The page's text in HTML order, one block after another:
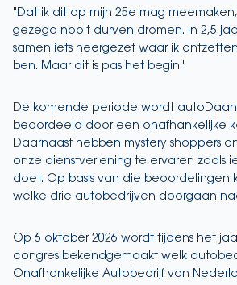
"Dat ik dit op mijn 25e mag
gezegd nooit durven dromen. In 2,5
samen iets neergezet waar ik
ben. Maar dit is pas het begin."
De komende periode wordt
beoordeeld door een onafhankelijke
Daarnaast hebben mystery shoppers
onze dienstverlening te ervaren zoals
doet. Op basis van die beoordelingen
welke drie autobedrijven doorgaan
Op 6 oktober 2026 wordt tijdens het
congres bekendgemaakt welk
Onafhankelijke Autobedrijf van